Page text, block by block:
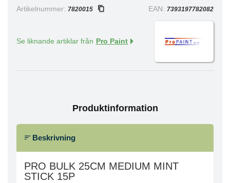
Artikelnummer: 7820015 EAN: 7393197782082
Se liknande artiklar från Pro Paint
Produktinformation
Beskrivning
PRO BULK 25CM MEDIUM MINT
STICK 15P